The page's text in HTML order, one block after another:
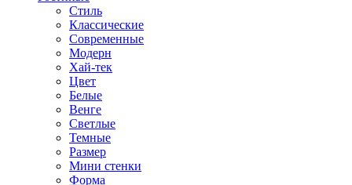
Стиль
Классические
Современные
Модерн
Хай-тек
Цвет
Белые
Венге
Светлые
Темные
Размер
Мини стенки
Форма